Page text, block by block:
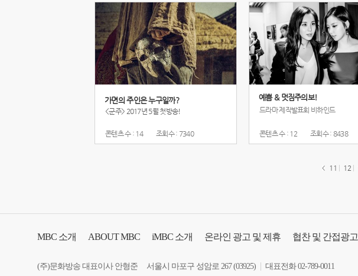
가면의 주인은 누구일까?
<군주> 2017년 5월 첫방송!
콘텐츠 수 : 14 조회수 : 7340
예쁨 & 멋짐주의보!
드라마 제작발표회 비하인드
콘텐츠 수 : 12 조회수 : 8438
11 12
MBC 소개 ABOUT MBC iMBC 소개 온라인 광고 및 제휴 협찬 및 간접광고
(주)문화방송 대표이사 안형준 서울시 마포구 성암로 267 (03925) 대표전화 02-789-0011